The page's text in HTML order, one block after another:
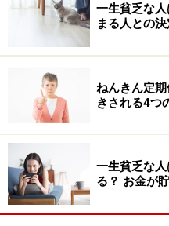
先に、ということはでき
ど一部の制度に影響する 場
分、当面の受給総額は、
めた人よりも多くもらえ
具体的には、受給を開始
過するまでは、繰上げ受
額は多くなります（損益分
一生貧乏な
まる人との
ねんきん定
きされる4つ
一生貧乏な
る？ お金が